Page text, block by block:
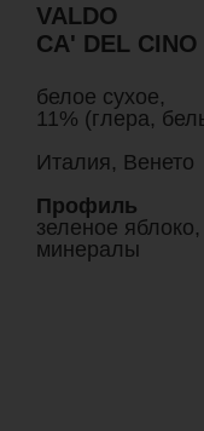
VALDO
CA' DEL CINO
белое сухое,
11% (глера,
Италия, Венето
Профиль
зеленое
минералы